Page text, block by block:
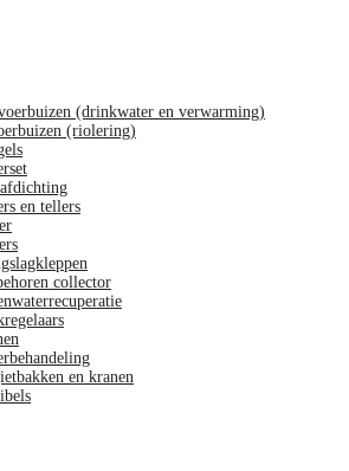
(drinkwater en verwarming)
(riolering)
en tellers
collector
en kranen